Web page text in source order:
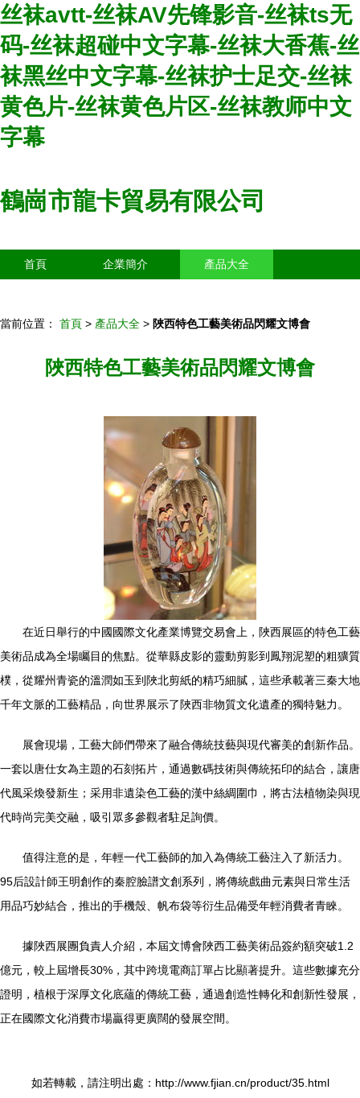
丝袜avtt-丝袜AV先锋影音-丝袜ts无
码-丝袜超碰中文字幕-丝袜大香蕉-丝
袜黑丝中文字幕-丝袜护士足交-丝袜
黄色片-丝袜黄色片区-丝袜教师中文
字幕
鶴崗市龍卡貿易有限公司
首頁 企業簡介 產品大全
當前位置： 首頁 > 產品大全 > 陜西特色工藝美術品閃耀文博會
陜西特色工藝美術品閃耀文博會
在近日舉行的中國國際文化產業博覽交易會上，陜西展區的特色工藝
美術品成為全場矚目的焦點。從華縣皮影的靈動剪影到鳳翔泥塑的粗獷質
樸，從耀州青瓷的溫潤如玉到陜北剪紙的精巧細膩，這些承載著三秦大地
千年文脈的工藝精品，向世界展示了陜西非物質文化遺產的獨特魅力。
展會現場，工藝大師們帶來了融合傳統技藝與現代審美的創新作品。
一套以唐仕女為主題的石刻拓片，通過數碼技術與傳統拓印的結合，讓唐
代風采煥發新生；采用非遺染色工藝的漢中絲綢圍巾，將古法植物染與現
代時尚完美交融，吸引眾多參觀者駐足詢價。
值得注意的是，年輕一代工藝師的加入為傳統工藝注入了新活力。
95后設計師王明創作的秦腔臉譜文創系列，將傳統戲曲元素與日常生活
用品巧妙結合，推出的手機殼、帆布袋等衍生品備受年輕消費者青睞。
據陜西展團負責人介紹，本屆文博會陜西工藝美術品簽約額突破1.2
億元，較上屆增長30%，其中跨境電商訂單占比顯著提升。這些數據充分
證明，植根于深厚文化底蘊的傳統工藝，通過創造性轉化和創新性發展，
正在國際文化消費市場贏得更廣闊的發展空間。
如若轉載，請注明出處：http://www.fjian.cn/product/35.html